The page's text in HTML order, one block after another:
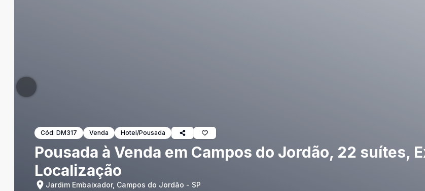
Cód: DM317 Venda Hotel/Pousada
Pousada à Venda em Campos do Jordão, 22 suítes,
Localização
Jardim Embaixador, Campos do Jordão - SP